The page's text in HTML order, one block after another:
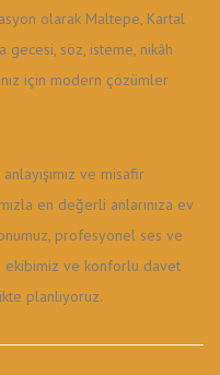
olarak Maltepe, Kartal
gecesi, söz, isteme, nikâh
için modern çözümler
ve misafir
en değerli anlarınıza ev
profesyonel ses ve
ekibimiz ve konforlu davet
planlıyoruz.